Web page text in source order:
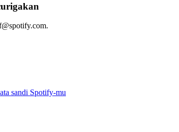
sandi Spotify-mu